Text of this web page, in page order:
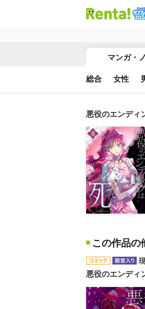
マンガ・
総合 女性
悪役のエンディ
この作品の
悪役のエンディ